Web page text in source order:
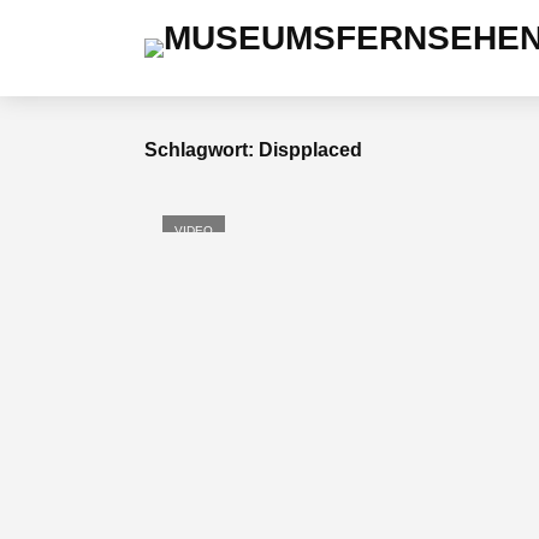
Schlagwort: Dispplaced
VIDEO